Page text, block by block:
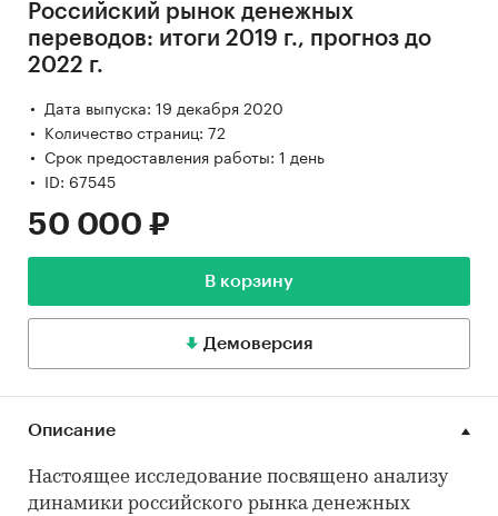
Российский рынок денежных
переводов: итоги 2019 г., прогноз до
2022 г.
Дата выпуска: 19 декабря 2020
Количество страниц: 72
Срок предоставления работы: 1 день
ID: 67545
50 000 ₽
В корзину
Демоверсия
Описание
Настоящее исследование посвящено анализу
динамики российского рынка денежных